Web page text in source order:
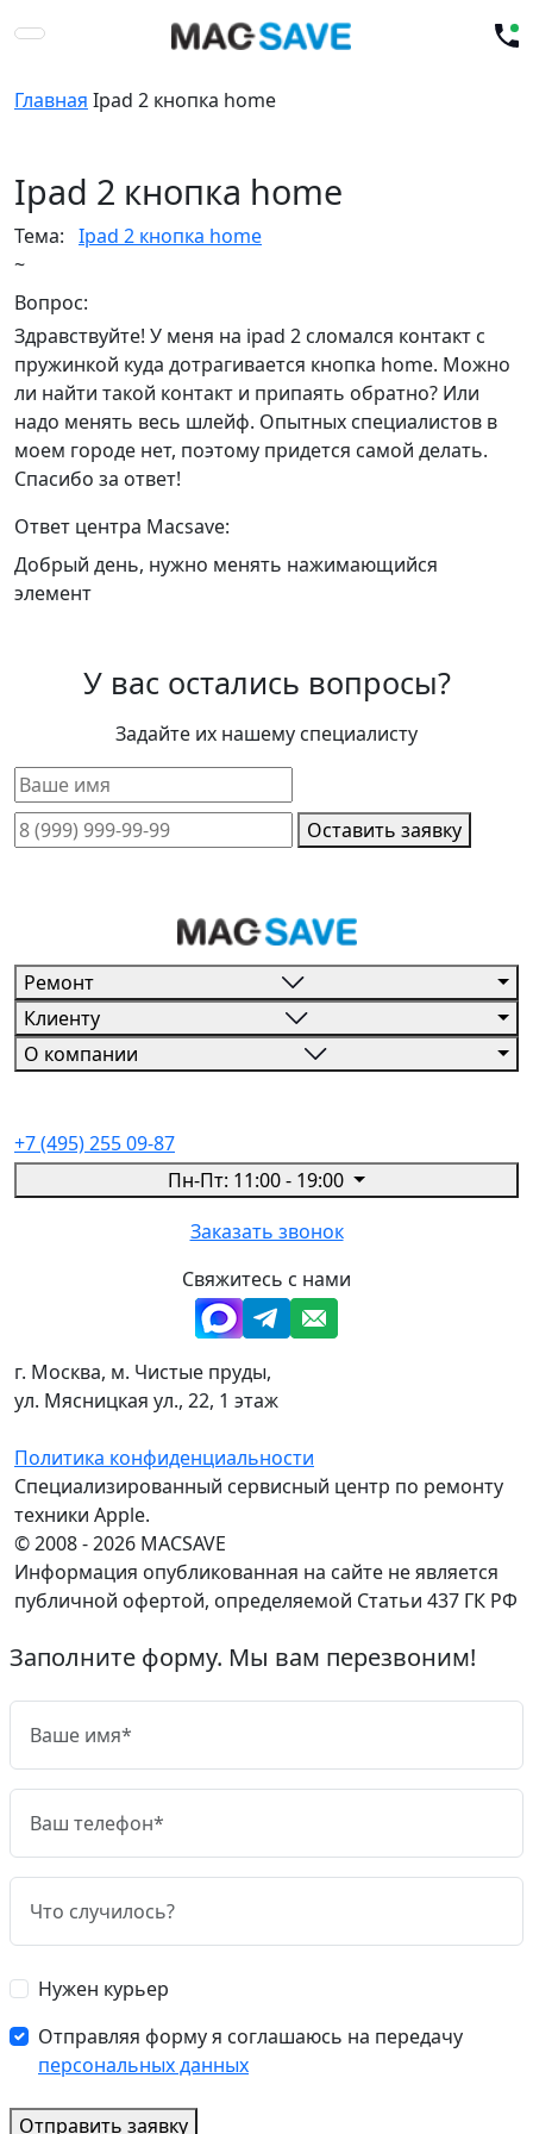
Главная Ipad 2 кнопка home
Ipad 2 кнопка home
Тема: Ipad 2 кнопка home
~
Вопрос:
Здравствуйте! У меня на ipad 2 сломался контакт с
пружинкой куда дотрагивается кнопка home. Можно
ли найти такой контакт и припаять обратно? Или
надо менять весь шлейф. Опытных специалистов в
моем городе нет, поэтому придется самой делать.
Спасибо за ответ!
Ответ центра Macsave:
Добрый день, нужно менять нажимающийся
элемент
У вас остались вопросы?
Задайте их нашему специалисту
Оставить заявку
Ремонт
Клиенту
О компании
+7 (495) 255 09-87
Пн-Пт: 11:00 - 19:00
Заказать звонок
Свяжитесь с нами
г. Москва, м. Чистые пруды,
ул. Мясницкая ул., 22, 1 этаж
Политика конфиденциальности
Специализированный сервисный центр по ремонту
техники Apple.
© 2008 - 2026 MACSAVE
Информация опубликованная на сайте не является
публичной офертой, определяемой Статьи 437 ГК РФ
Заполните форму. Мы вам перезвоним!
Нужен курьер
Отправляя форму я соглашаюсь на передачу
персональных данных
Отправить заявку